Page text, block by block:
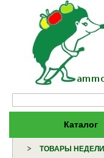
Каталог
ТОВАРЫ НЕДЕЛИ